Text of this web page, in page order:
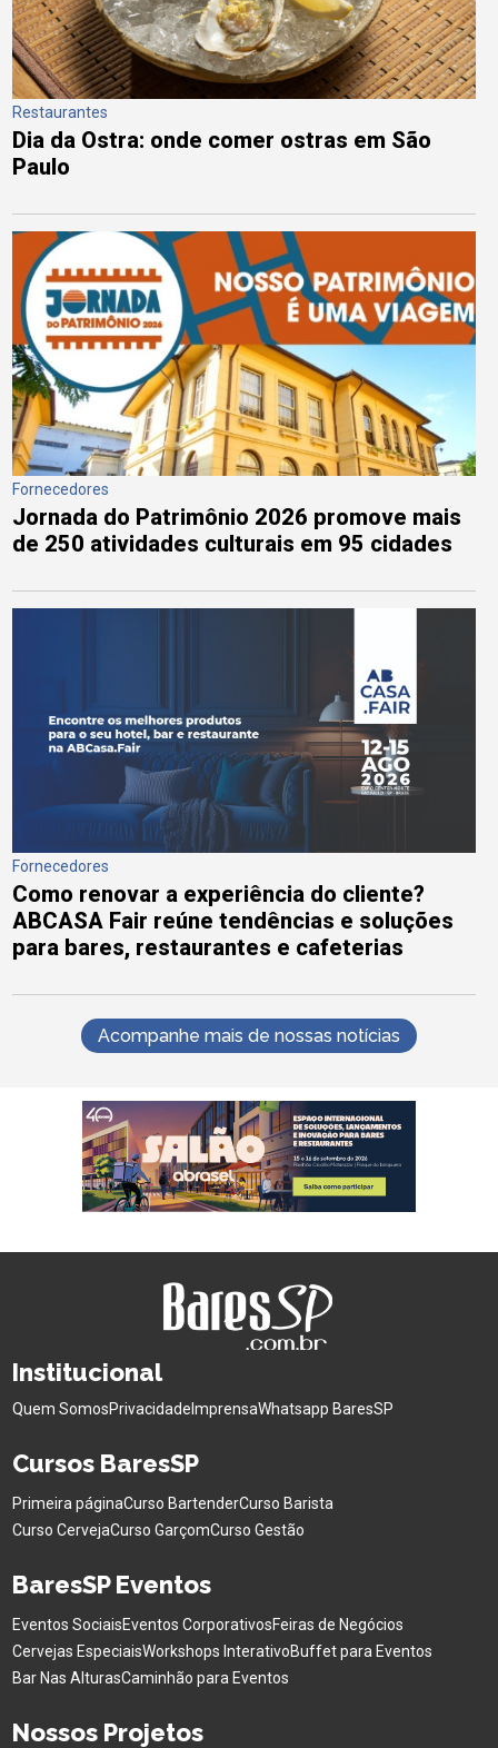
Restaurantes
Dia da Ostra: onde comer ostras em São
Paulo
Fornecedores
Jornada do Patrimônio 2026 promove mais
de 250 atividades culturais em 95 cidades
Fornecedores
Como renovar a experiência do cliente?
ABCASA Fair reúne tendências e soluções
para bares, restaurantes e cafeterias
Acompanhe mais de nossas notícias
Institucional
Quem SomosPrivacidade ImprensaWhatsapp BaresSP
Cursos BaresSP
Primeira páginaCurso BartenderCurso Barista
Curso CervejaCurso GarçomCurso Gestão
BaresSP Eventos
Eventos SociaisEventos CorporativosFeiras de Negócios
Cervejas EspeciaisWorkshops InterativoBuffet para Eventos
Bar Nas AlturasCaminhão para Eventos
Nossos Projetos